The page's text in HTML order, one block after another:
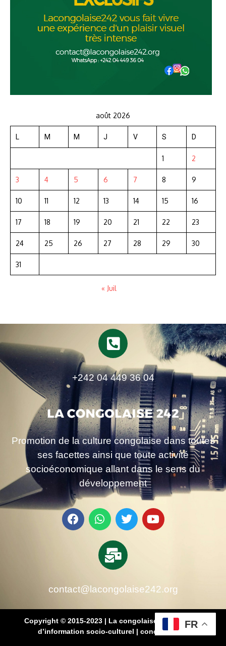
août 2026
L M M J V S D
1 2
3 4 5 6 7 8 9
10 11 12 13 14 15 16
17 18 19 20 21 22 23
24 25 26 27 28 29 30
31
« Juil
+242 04 449 36 04
Promotion de la culture congolaise dans toutes
ses facettes ainsi que toute activité
socioéconomique allant dans le sens du
développement
contact@lacongolaise242.org
Copyright © 2015-2023 | La congolaise 242 – média
d’information socio-culturel | conçu par SB
FR